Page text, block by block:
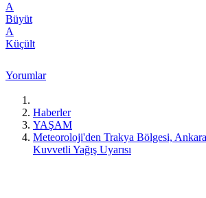
A
Büyüt
A
Küçült
Yorumlar
Haberler
YAŞAM
Meteoroloji'den Trakya Bölgesi,
Kuvvetli Yağış Uyarısı